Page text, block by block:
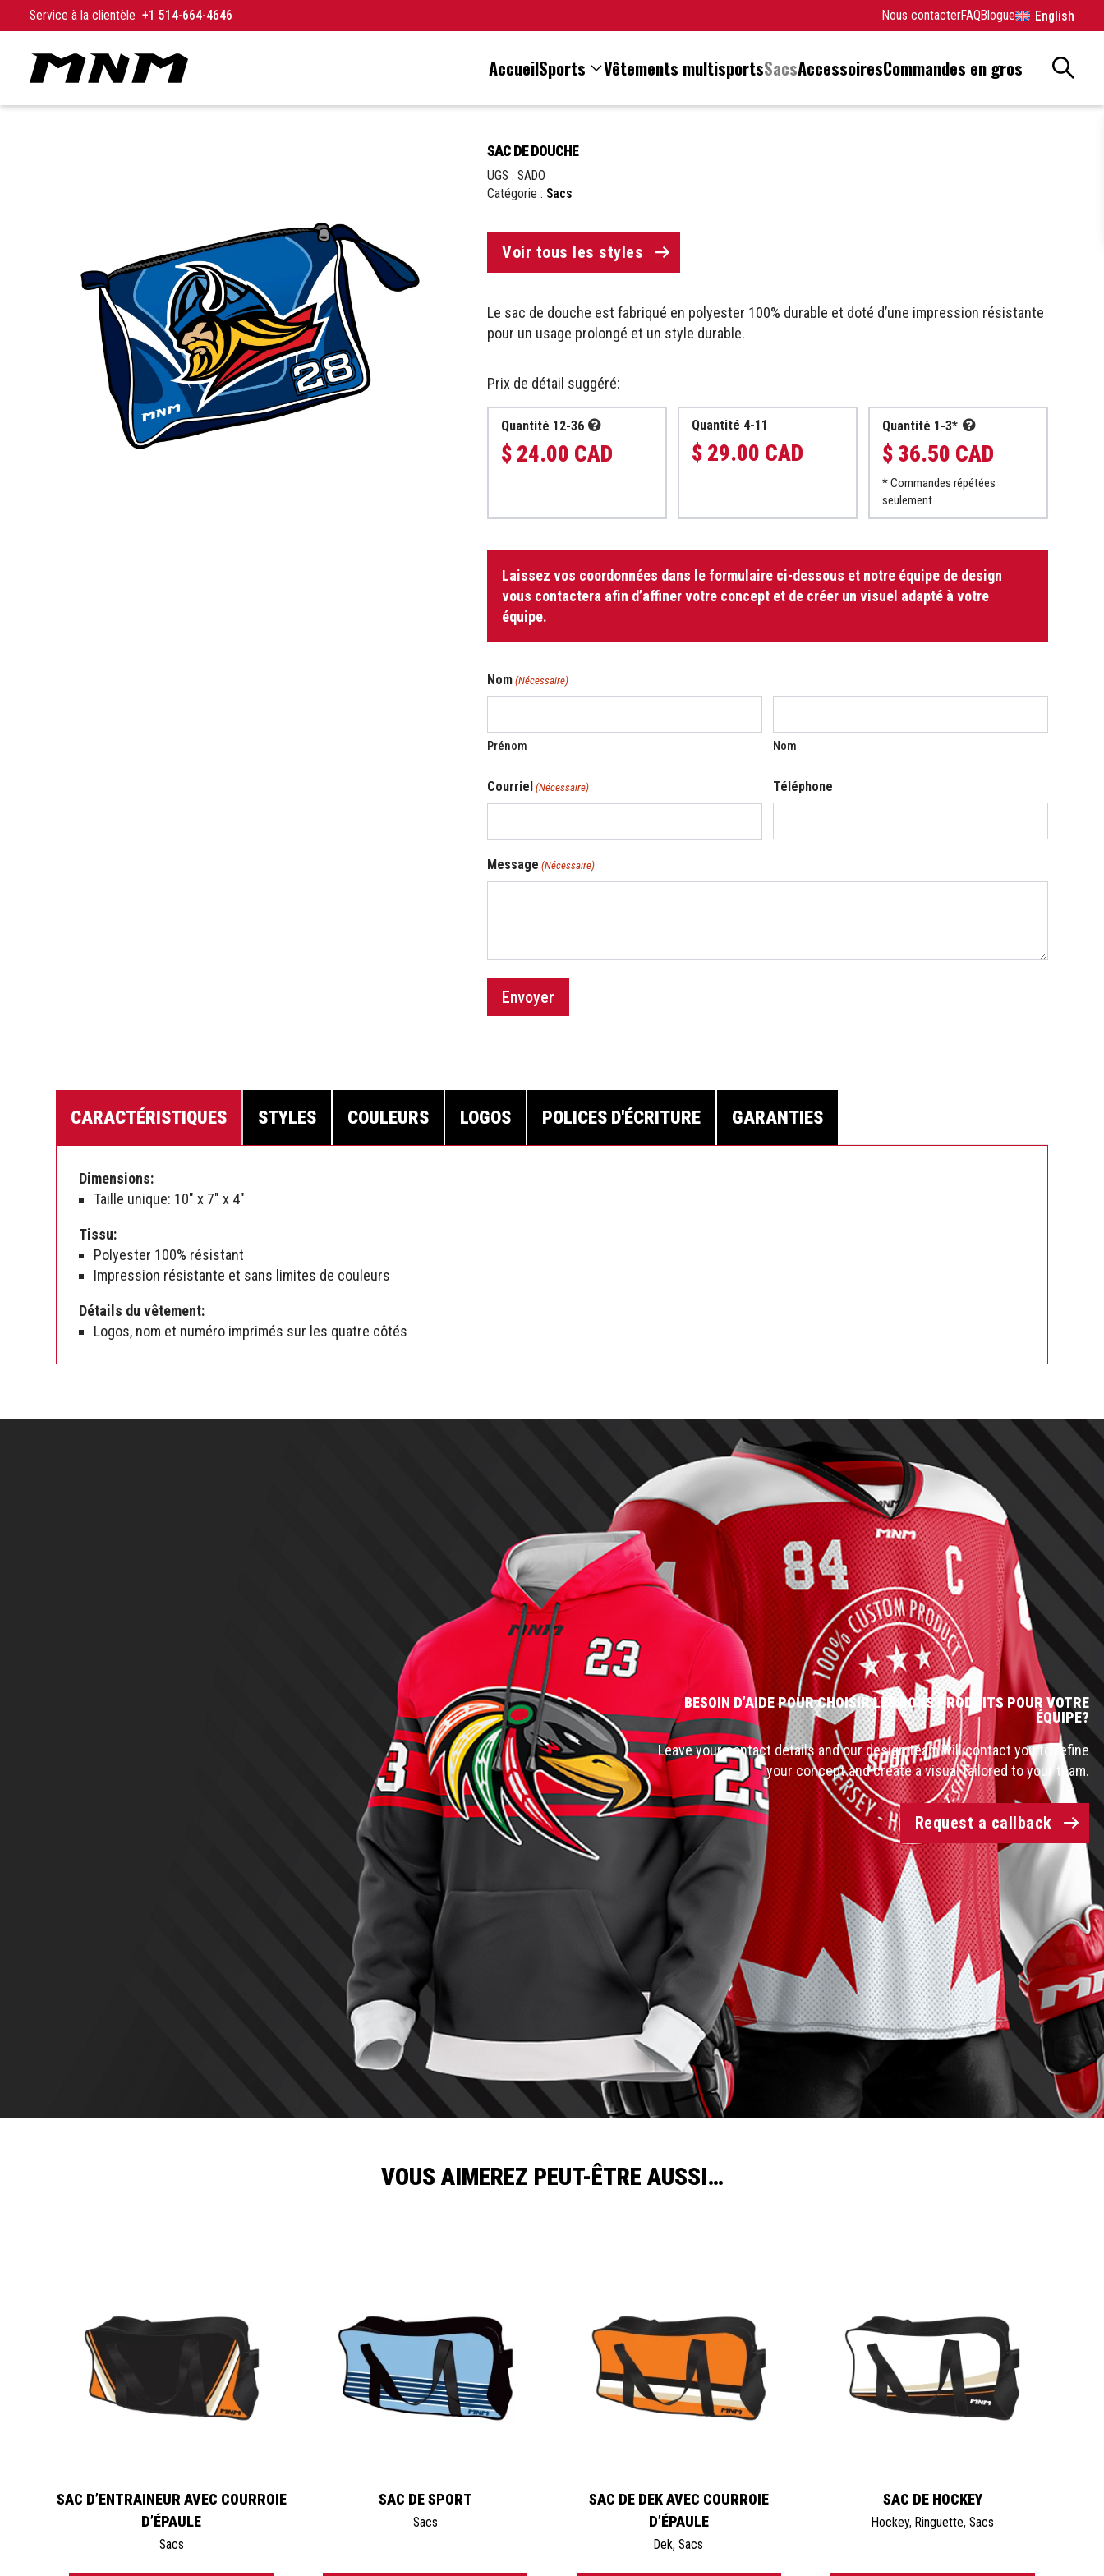
Aller au contenu
Service à la clientèle +1 514-664-4646 Nous contacterFAQBlogue English
AccueilSports Vêtements multisportsSacsAccessoiresCommandes en gros
SAC DE DOUCHE
UGS :SADO
Catégorie : Sacs
Voir tous les styles
Le sac de douche est fabriqué en polyester 100% durable et doté d’une impression résistante
pour un usage prolongé et un style durable.
Prix de détail suggéré:
Quantité 12-36
$ 24.00 CAD
Quantité 4-11
$ 29.00 CAD
Quantité 1-3*
$ 36.50 CAD
* Commandes répétées
seulement.
Sac
douche
Laissez vos coordonnées dans le formulaire ci-dessous et notre équipe de design
vous contactera afin d’affiner votre concept et de créer un visuel adapté à votre
équipe.
Nom (Nécessaire)
Prénom Nom
Courriel (Nécessaire) Téléphone
Message (Nécessaire)
Envoyer
CARACTÉRISTIQUES STYLES COULEURS LOGOS POLICES D'ÉCRITURE GARANTIES
Dimensions:
Taille unique: 10″ x 7″ x 4″
Tissu:
Polyester 100% résistant
Impression résistante et sans limites de couleurs
Détails du vêtement:
Logos, nom et numéro imprimés sur les quatre côtés
BESOIN D’AIDE POUR CHOISIR LES BONS PRODUITS POUR VOTRE
ÉQUIPE?
Leave your contact details and our design team will contact you to refine
your concept and create a visual tailored to your team.
Request a callback
VOUS AIMEREZ PEUT-ÊTRE AUSSI…
SAC D’ENTRAINEUR AVEC COURROIE
D’ÉPAULE
Sacs
SAC DE SPORT
Sacs
SAC DE DEK AVEC COURROIE
D’ÉPAULE
Dek,Sacs
SAC DE HOCKEY
Hockey, Ringuette, Sacs